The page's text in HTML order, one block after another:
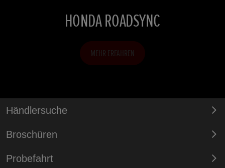
HONDA ROADSYNC
MEHR ERFAHREN
Händlersuche
Broschüren
Probefahrt